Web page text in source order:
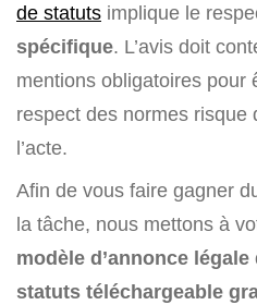
de statuts implique le
spécifique. L’avis doit
mentions obligatoires pour
respect des normes risque
l’acte.
Afin de vous faire gagner
la tâche, nous mettons à
modèle d’annonce
statuts téléchargeable